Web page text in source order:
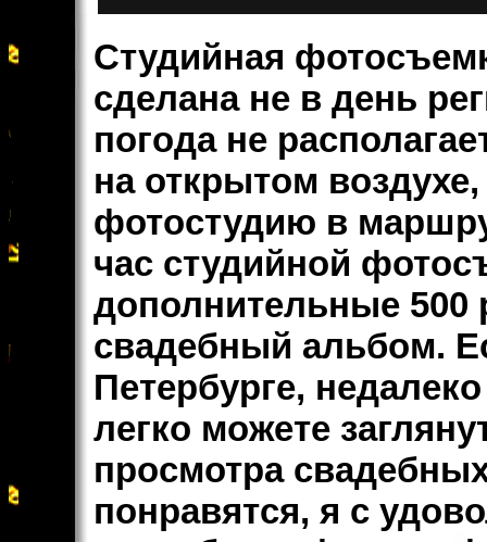
Студийная
сделана не в день
погода не
на открытом
фотостудию в
час студийной
дополнительные 500
свадебный альбом.
Петербурге,
легко можете
просмотра
понравятся, я с